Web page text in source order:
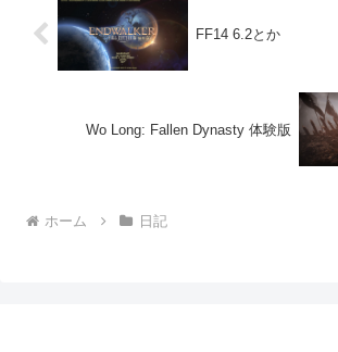
FF14 6.2とか
Wo Long: Fallen Dynasty 体験版
ホーム 日記